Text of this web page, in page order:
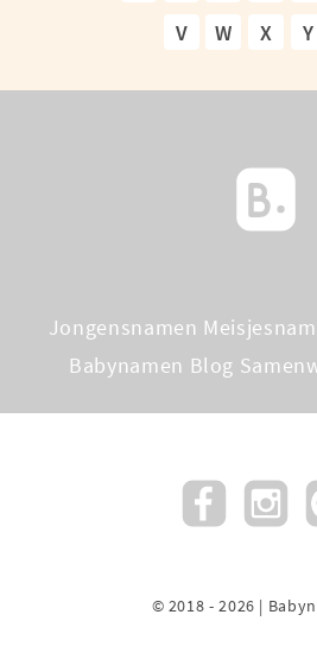
V
W X Y
Jongensnamen
Babynamen Blog
© 2018 - 2026 |